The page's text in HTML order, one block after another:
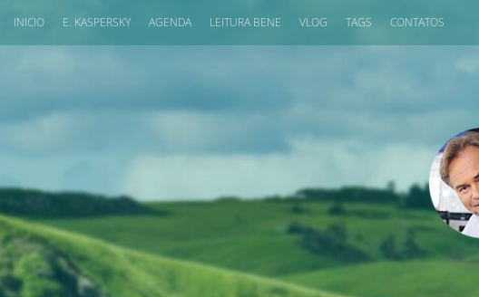
INICIO E. KASPERSKY AGENDA LEITURA BENE VLOG TAGS CONTATOS